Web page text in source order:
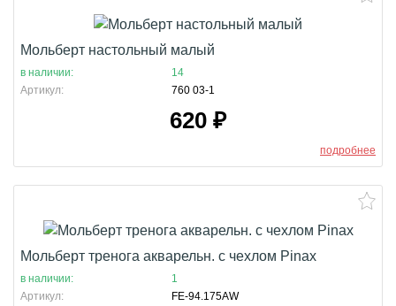
Мольберт настольный малый
в наличии:
14
Артикул:
760 03-1
620 ₽
подробнее
Мольберт тренога акварельн. с чехлом Pinax
в наличии:
1
Артикул:
FE-94.175AW